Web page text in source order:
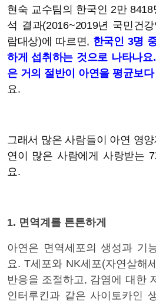
현숙 교수팀의 한국인 2만
석 결과(2016~2019년 국민건
람대상)에 따르면, 한국인 3명
하게 섭취하는 것으로 나타나
은 거의 절반이 아연을 평균보다
요.
그래서 많은 사람들이 아연 영
연이 많은 사람에게 사랑받는
요.
1. 면역계를 튼튼하게
아연은 면역세포의 생성과 기
요. T세포와 NK세포(자연살해
반응을 조절하고, 감염에 대한
인터루킨과 같은 사이토카인